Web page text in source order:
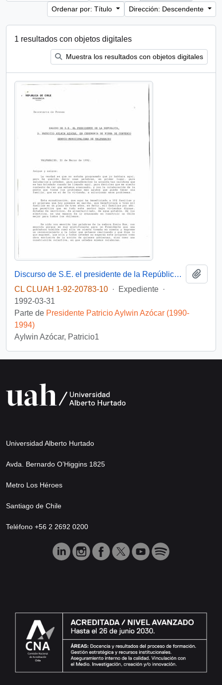
Ordenar por: Título
Dirección: Descendente
1 resultados con objetos digitales
Muestra los resultados con objetos digitales
Discurso de S.E. el presidente de la República, don Patricio Aylwin Azócar, en ceremonia de firma de convenio SERVIU - Municipalidad de Valparaíso
CL CLUAH 1-92-20783-10 · Expediente ·
1992-03-31
Parte de Presidente Patricio Aylwin Azócar (1990-
1994)
Aylwin Azócar, Patricio1
Universidad Alberto Hurtado
Avda. Bernardo O’Higgins 1825
Metro Los Héroes
Santiago de Chile
Teléfono +56 2 2692 0200